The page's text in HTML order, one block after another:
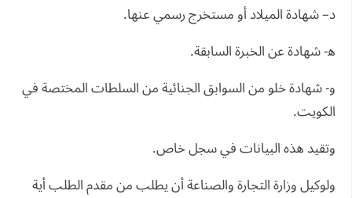
د– شهادة الميلاد أو مستخرج رسمي عنها.
ﻫ- شهادة عن الخبرة السابقة.
و- شهادة خلو من السوابق الجنائية من السلطات المختصة في
الكويت.
وتقيد هذه البيانات في سجل خاص.
ولوكيل وزارة التجارة والصناعة أن يطلب من مقدم الطلب أية